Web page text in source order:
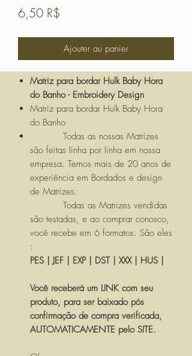
6,50 R$
Ajouter au panier
Matriz para bordar Hulk Baby Hora
do Banho - Embroidery Design
Matriz para bordar Hulk Baby Hora
do Banho
Todas as nossas Matrizes
são feitas linha por linha em nossa
empresa. Temos mais de 20 anos de
experiência em Bordados e design
de Matrizes.
Todas as Matrizes vendidas
são testadas, e ao comprar conosco,
você recebe em 6 formatos. São eles
:
PES | JEF | EXP | DST | XXX | HUS |
Você receberá um LINK com seu
produto, para ser baixado pós
confirmação de compra verificada,
AUTOMATICAMENTE pelo SITE.